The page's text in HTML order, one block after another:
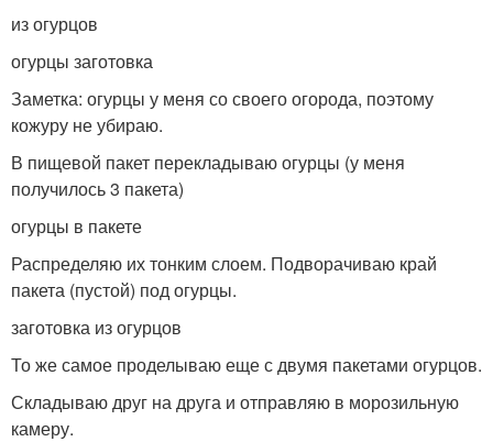
из огурцов
огурцы заготовка
Заметка: огурцы у меня со своего огорода, поэтому
кожуру не убираю.
В пищевой пакет перекладываю огурцы (у меня
получилось 3 пакета)
огурцы в пакете
Распределяю их тонким слоем. Подворачиваю край
пакета (пустой) под огурцы.
заготовка из огурцов
То же самое проделываю еще с двумя пакетами огурцов.
Складываю друг на друга и отправляю в морозильную
камеру.